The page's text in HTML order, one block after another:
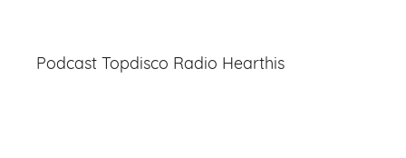
Podcast Topdisco Radio Hearthis